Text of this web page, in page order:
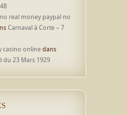
real money paypal no
Carnaval à Corte – 7
casino onlinedans
du 23 Mars 1929